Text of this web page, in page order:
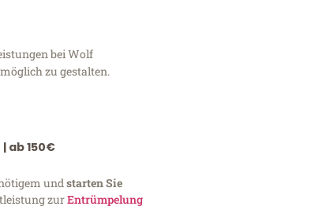
bei Wolf
zu gestalten.
| ab 150€
undstarten Sie
zurEntrümpelung